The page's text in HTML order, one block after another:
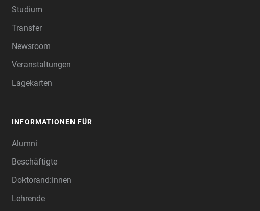
Studium
Transfer
Newsroom
Veranstaltungen
Lagekarten
INFORMATIONEN FÜR
Alumni
Beschäftigte
Doktorand:innen
Lehrende